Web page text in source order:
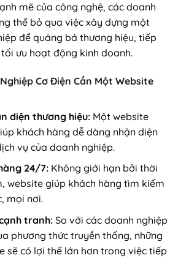
mẽ của công nghệ, các doanh
thể bỏ qua việc xây dựng một
để quảng bá thương hiệu, tiếp
ưu hoạt động kinh doanh.
Cơ Điện Cần Một Website
diện thương hiệu:Một website
khách hàng dễ dàng nhận diện
vụ của doanh nghiệp.
24/7:Không giới hạn bởi thời
website giúp khách hàng tìm kiếm
mọi nơi.
tranh:So với các doanh nghiệp
phương thức truyền thống, những
sẽ có lợi thế lớn hơn trong việc tiếp